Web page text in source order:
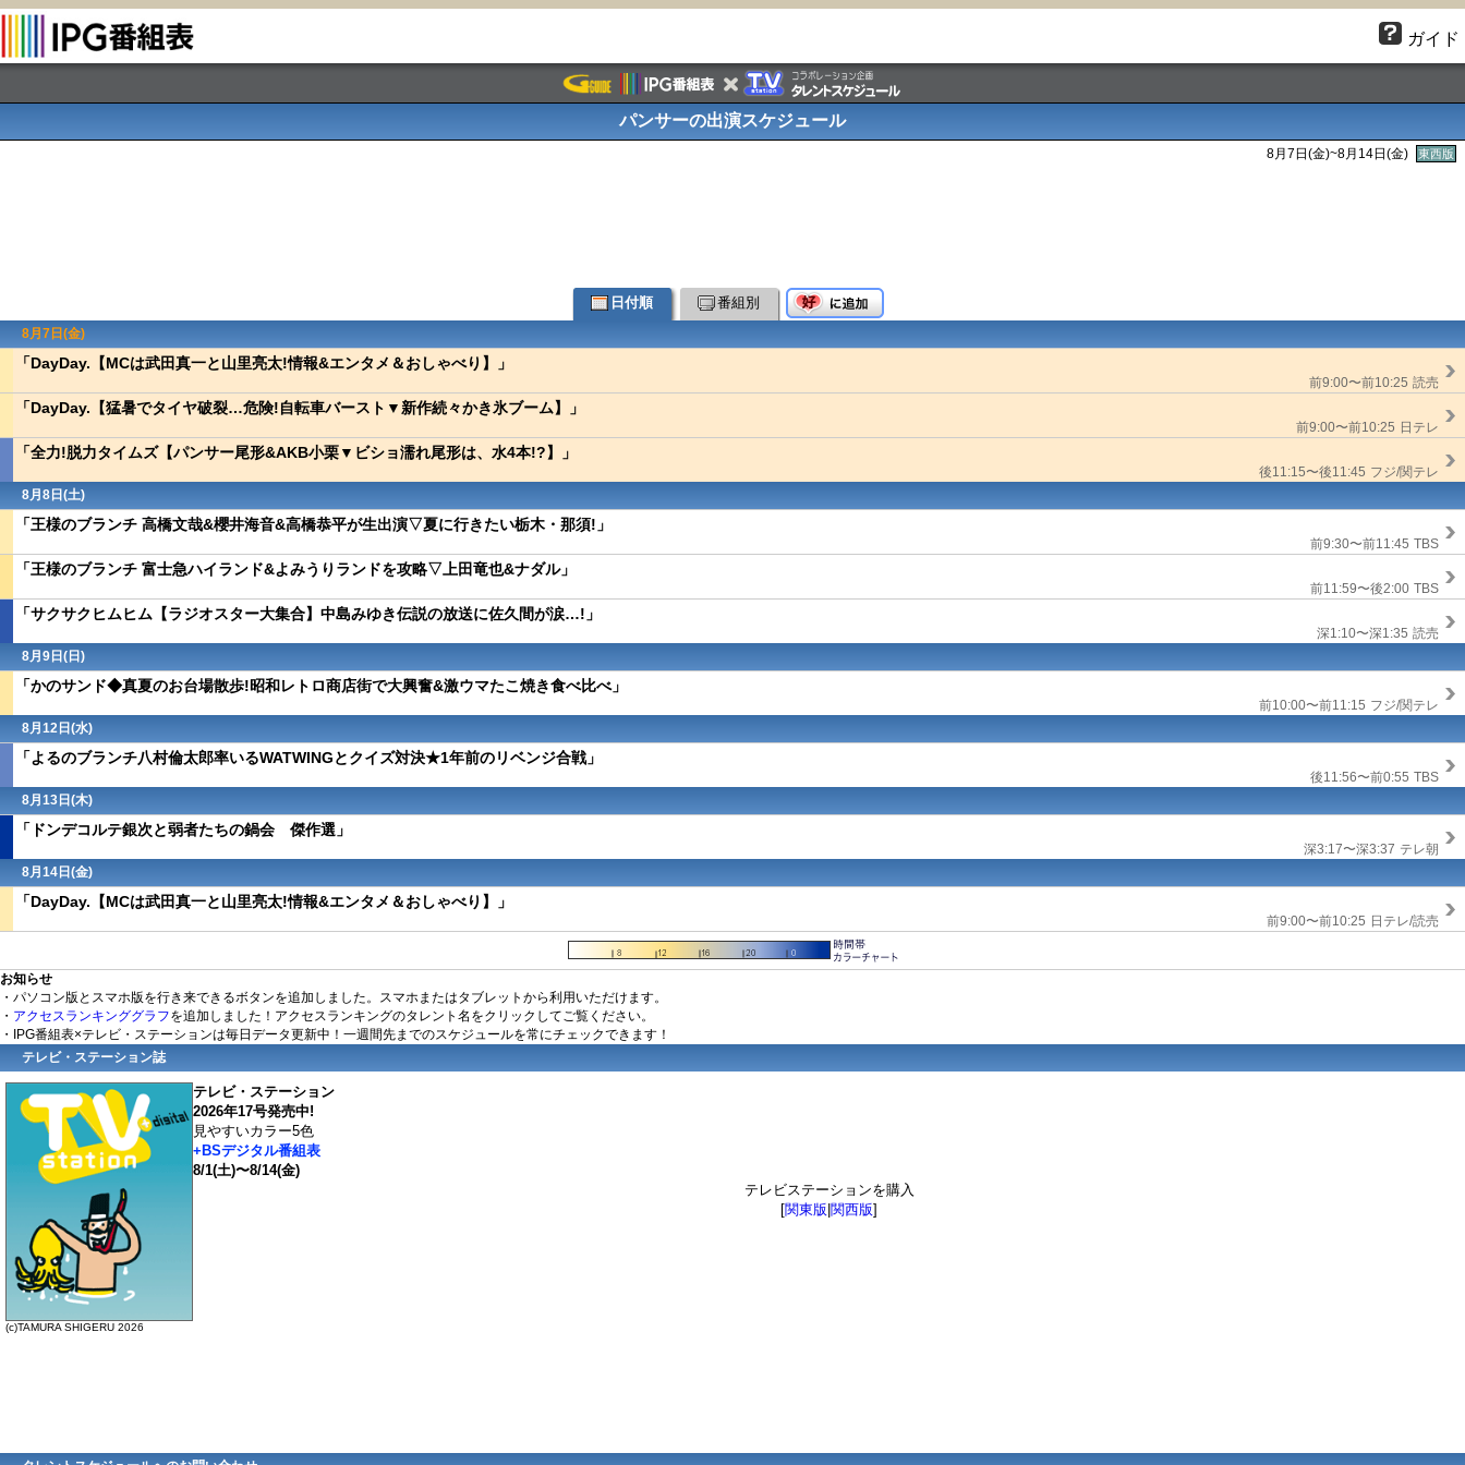
ガイド
パンサーの出演スケジュール
8月7日(金)~8月14日(金) 東西版
日付順 番組別
8月7日(金)
「DayDay.【MCは武田真一と山里亮太!情報&エンタメ＆おしゃべり】」
前9:00〜前10:25 読売
「DayDay.【猛暑でタイヤ破裂…危険!自転車バースト▼新作続々かき氷ブーム】」
前9:00〜前10:25 日テレ
「全力!脱力タイムズ【パンサー尾形&AKB小栗▼ビショ濡れ尾形は、水4本!?】」
後11:15〜後11:45 フジ/関テレ
8月8日(土)
「王様のブランチ 高橋文哉&櫻井海音&高橋恭平が生出演▽夏に行きたい栃木・那須!」
前9:30〜前11:45 TBS
「王様のブランチ 富士急ハイランド&よみうりランドを攻略▽上田竜也&ナダル」
前11:59〜後2:00 TBS
「サクサクヒムヒム【ラジオスター大集合】中島みゆき伝説の放送に佐久間が涙…!」
深1:10〜深1:35 読売
8月9日( 日 )
「かのサンド◆真夏のお台場散歩!昭和レトロ商店街で大興奮&激ウマたこ焼き食べ比べ」
前10:00〜前11:15 フジ/関テレ
8月12日(水)
「よるのブランチ八村倫太郎率いるWATWINGとクイズ対決★1年前のリベンジ合戦」
後11:56〜前0:55 TBS
8月13日(木)
「ドンデコルテ銀次と弱者たちの鍋会 傑作選」
深3:17〜深3:37 テレ朝
8月14日(金)
「DayDay.【MCは武田真一と山里亮太!情報&エンタメ＆おしゃべり】」
前9:00〜前10:25 日テレ/読売
お知らせ
・パソコン版とスマホ版を行き来できるボタンを追加しました。スマホまたはタブレットから利用いただけます。
・ アクセスランキンググラフを追加しました！アクセスランキングのタレント名をクリックしてご覧ください。
・IPG番組表×テレビ・ステーションは毎日データ更新中！一週間先までのスケジュールを常にチェックできます！
テレビ・ステーション誌
(c)TAMURA SHIGERU 2026
テレビ・ステーション
2026年17号発売中!
見やすいカラー5色
+BSデジタル番組表
8/1(土)〜8/14(金)
テレビステーションを購入
[関東版 関西版]